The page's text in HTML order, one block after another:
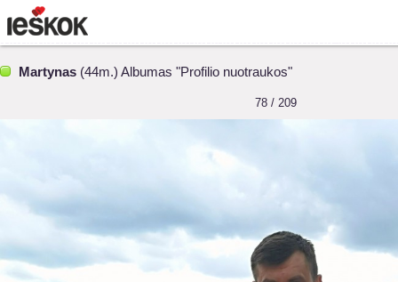
Martynas (44m.) Albumas "Profilio nuotraukos"
78 / 209